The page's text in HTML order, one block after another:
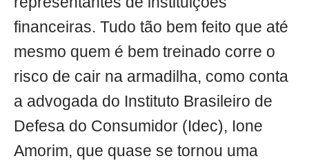
financeiras. Tudo tão bem feito que até
mesmo quem é bem treinado corre o
risco de cair na armadilha, como conta
a advogada do Instituto Brasileiro de
Defesa do Consumidor (Idec), Ione
Amorim, que quase se tornou uma